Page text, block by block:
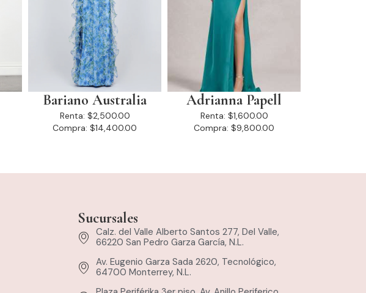
Bariano Australia
Renta: $2,500.00
Compra: $14,400.00
Adrianna Papell
Renta: $1,600.00
Compra: $9,800.00
Sucursales
Calz. del Valle Alberto Santos 277, Del Valle,
66220 San Pedro Garza García, N.L.
Av. Eugenio Garza Sada 2620, Tecnológico,
64700 Monterrey, N.L.